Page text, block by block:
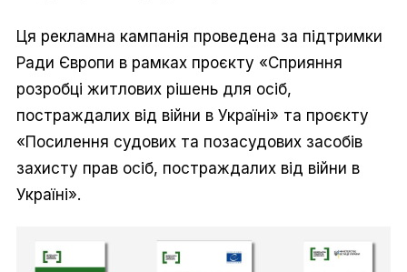
Ця рекламна кампанія проведена за підтримки
Ради Європи в рамках проєкту «Сприяння
розробці житлових рішень для осіб,
постраждалих від війни в Україні» та проєкту
«Посилення судових та позасудових засобів
захисту прав осіб, постраждалих від війни в
Україні».